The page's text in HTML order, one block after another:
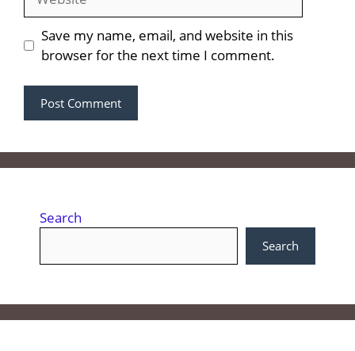
Save my name, email, and website in this
browser for the next time I comment.
Search
Search